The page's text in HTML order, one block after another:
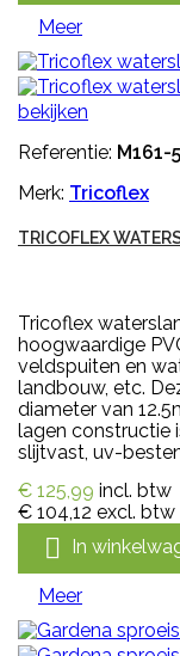
Meer
bekijken
Referentie: M161-
Merk: Tricoflex
TRICOFLEX
Tricoflex
hoogwaardige
veldspuiten en
landbouw, etc.
diameter van
lagen constructie
slijtvast, uv-
€ 125,99 incl. btw
€ 104,12 excl. btw
 In
Meer